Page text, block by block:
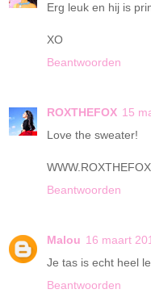
Erg leuk en hij is
XO
Beantwoorden
ROXTHEFOX 15
Love the sweater!
Beantwoorden
Malou 16 maart
Je tas is echt heel
Beantwoorden